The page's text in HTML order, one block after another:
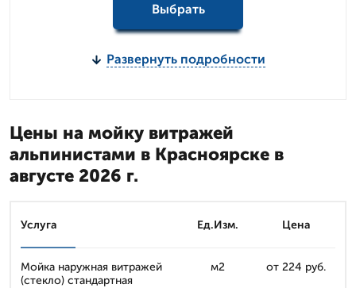
Выбрать
Развернуть подробности
Цены на мойку витражей
альпинистами в Красноярске в
августе 2026 г.
Услуга Ед.Изм. Цена
Мойка наружная витражей
(стекло) стандартная
м2 от 224 руб.